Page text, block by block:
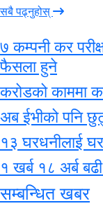
सबै पढ्नुहोस्
७ कम्पनी कर
फैसला हुने
करोडको काममा
अब ईभीको पनि
१३ घरधनीलाई
१ खर्ब १८ अर्ब
सम्बन्धित खबर